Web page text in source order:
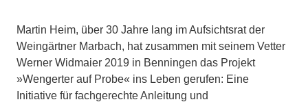
Martin Heim, über 30 Jahre lang im Aufsichtsrat der
Weingärtner Marbach, hat zusammen mit seinem Vetter
Werner Widmaier 2019 in Benningen das Projekt
»Wengerter auf Probe« ins Leben gerufen: Eine
Initiative für fachgerechte Anleitung und